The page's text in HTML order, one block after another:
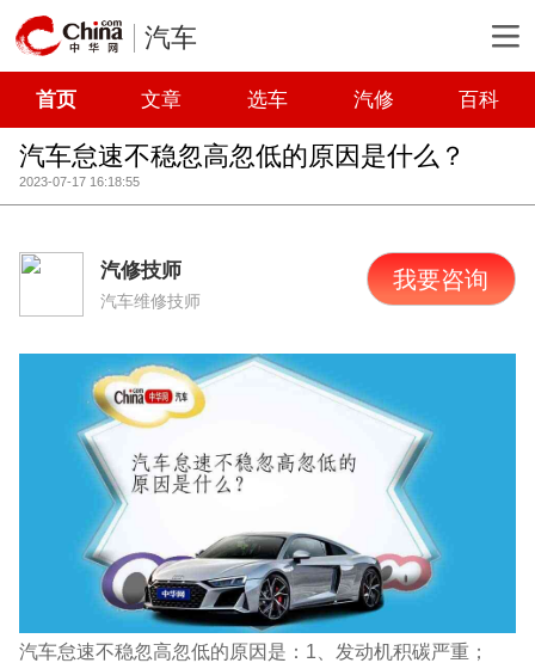
汽车
首页 文章 选车 汽修 百科
汽车怠速不稳忽高忽低的原因是什么？
2023-07-17 16:18:55
汽修技师
汽车维修技师
我要咨询
汽车怠速不稳忽高忽低的原因是：1、发动机积碳严重；